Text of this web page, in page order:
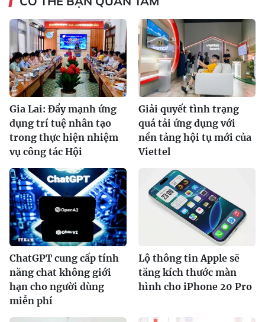
Gia Lai: Đẩy mạnh ứng
dụng trí tuệ nhân tạo
trong thực hiện nhiệm
vụ công tác Hội
Giải quyết tình trạng
quá tải ứng dụng với
nền tảng hội tụ mới của
Viettel
ChatGPT cung cấp tính
năng chat không giới
hạn cho người dùng
miễn phí
Lộ thông tin Apple sẽ
tăng kích thước màn
hình cho iPhone 20 Pro